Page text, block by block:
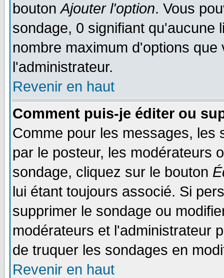
boutonAjouter l'option. Vous
sondage, 0 signifiant qu'aucune
nombre maximum d'options
l'administrateur.
Revenir en haut
Comment puis-je éditer ou
Comme pour les messages, les
par le posteur, les modérateurs
sondage, cliquez sur le bouton
lui étant toujours associé. Si
supprimer le sondage ou
modérateurs et l'administrateur
de truquer les sondages en
Revenir en haut